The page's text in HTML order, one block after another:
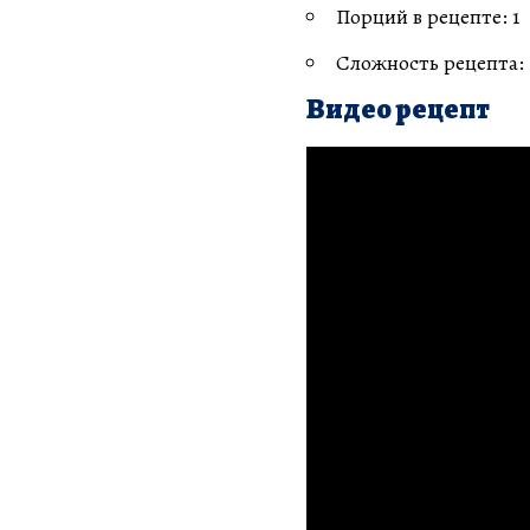
Порций в рецепте: 1
Сложность
Видео рецепт